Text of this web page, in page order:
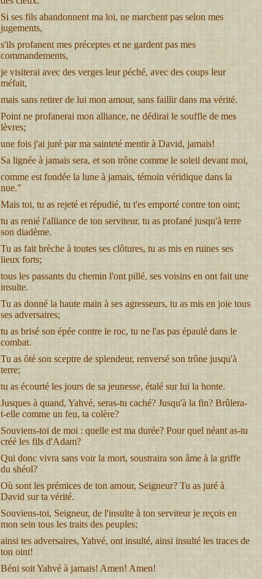
Si ses fils abandonnent ma loi, ne marchent pas selon mes
jugements,
s'ils profanent mes préceptes et ne gardent pas mes
commandements,
je visiterai avec des verges leur péché, avec des coups leur
méfait,
mais sans retirer de lui mon amour, sans faillir dans ma vérité.
Point ne profanerai mon alliance, ne dédirai le souffle de mes
lèvres;
une fois j'ai juré par ma sainteté mentir à David, jamais!
Sa lignée à jamais sera, et son trône comme le soleil devant moi,
comme est fondée la lune à jamais, témoin véridique dans la
nue."
Mais toi, tu as rejeté et répudié, tu t'es emporté contre ton oint;
tu as renié l'alliance de ton serviteur, tu as profané jusqu'à terre
son diadème.
Tu as fait brèche à toutes ses clôtures, tu as mis en ruines ses
lieux forts;
tous les passants du chemin l'ont pillé, ses voisins en ont fait une
insulte.
Tu as donné la haute main à ses agresseurs, tu as mis en joie tous
ses adversaires;
tu as brisé son épée contre le roc, tu ne l'as pas épaulé dans le
combat.
Tu as ôté son sceptre de splendeur, renversé son trône jusqu'à
terre;
tu as écourté les jours de sa jeunesse, étalé sur lui la honte.
Jusques à quand, Yahvé, seras-tu caché? Jusqu'à la fin? Brûlera-
t-elle comme un feu, ta colère?
Souviens-toi de moi : quelle est ma durée? Pour quel néant as-tu
créé les fils d'Adam?
Qui donc vivra sans voir la mort, soustraira son âme à la griffe
du shéol?
Où sont les prémices de ton amour, Seigneur? Tu as juré à
David sur ta vérité.
Souviens-toi, Seigneur, de l'insulte à ton serviteur je reçois en
mon sein tous les traits des peuples;
ainsi tes adversaires, Yahvé, ont insulté, ainsi insulté les traces de
ton oint!
Béni soit Yahvé à jamais! Amen! Amen!